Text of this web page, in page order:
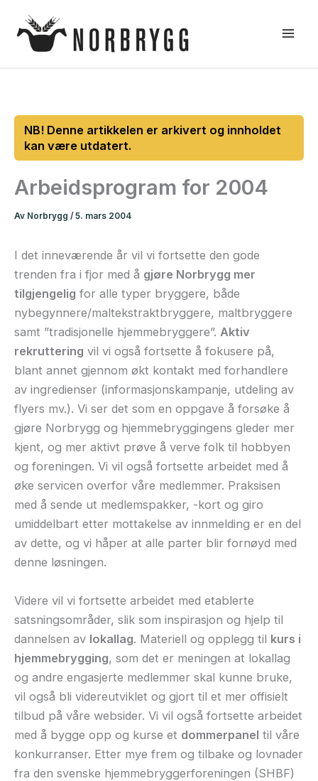
rett
Arbeidsprogram for 2004
Av Norbrygg / 5. mars 2004
I det inneværende år vil vi fortsette den gode
trenden fra i fjor med å gjøre Norbrygg mer
tilgjengelig for alle typer bryggere, både
nybegynnere/maltekstraktbryggere, maltbryggere
samt ”tradisjonelle hjemmebryggere”. Aktiv
rekruttering vil vi også fortsette å fokusere på,
blant annet gjennom økt kontakt med forhandlere
av ingredienser (informasjonskampanje, utdeling av
flyers mv.). Vi ser det som en oppgave å forsøke å
gjøre Norbrygg og hjemmebryggingens gleder mer
kjent, og mer aktivt prøve å verve folk til hobbyen
og foreningen. Vi vil også fortsette arbeidet med å
øke servicen overfor våre medlemmer. Praksisen
med å sende ut medlemspakker, -kort og giro
umiddelbart etter mottakelse av innmelding er en del
av dette, og vi håper at alle parter blir fornøyd med
denne løsningen.
Videre vil vi fortsette arbeidet med etablerte
satsningsområder, slik som inspirasjon og hjelp til
dannelsen av lokallag. Materiell og opplegg til kurs i
hjemmebrygging, som det er meningen at lokallag
og andre engasjerte medlemmer skal kunne bruke,
vil også bli videreutviklet og gjort til et mer offisielt
tilbud på våre websider. Vi vil også fortsette arbeidet
med å bygge opp og kurse et dommerpanel til våre
konkurranser. Etter mye frem og tilbake og lovnader
fra den svenske hjemmebryggerforeningen (SHBF)